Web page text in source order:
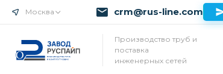
Мы используем Cookie. Если вы продолжаете
Политикой
Москва crm@rus-line.com
Производство труб и
поставка
инженерных сетей